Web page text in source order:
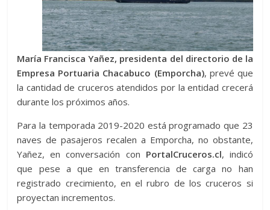
María Francisca Yañez, presidenta del directorio de la
Empresa Portuaria Chacabuco (Emporcha), prevé que
la cantidad de cruceros atendidos por la entidad crecerá
durante los próximos años.
Para la temporada 2019-2020 está programado que 23
naves de pasajeros recalen a Emporcha, no obstante,
Yañez, en conversación con PortalCruceros.cl, indicó
que pese a que en transferencia de carga no han
registrado crecimiento, en el rubro de los cruceros si
proyectan incrementos.